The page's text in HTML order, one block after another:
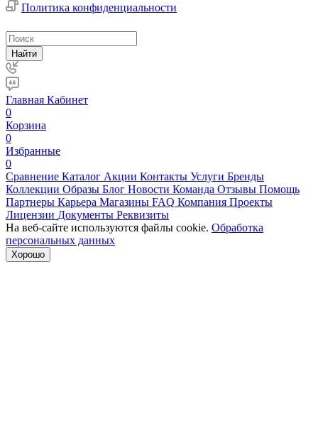
Политика конфиденциальности
Найти
Главная Кабинет
0
Корзина
0
Избранные
0
Сравнение Каталог Акции Контакты Услуги Бренды
Коллекции Образы Блог Новости Команда Отзывы Помощь
Партнеры Карьера Магазины FAQ Компания Проекты
Лицензии Документы Реквизиты
На веб-сайте используются файлы cookie. Обработка
персональных данных
Хорошо